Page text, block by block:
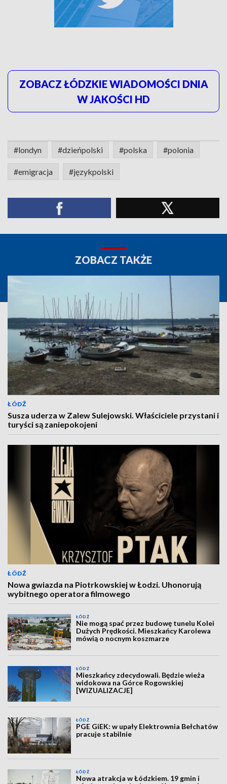
ZOBACZ ŁÓDZKIE WIADOMOŚCI DNIA
W JAKOŚCI HD
#londyn #dzieńpolski #polska #polonia
#emigracja #językpolski
ZOBACZ TAKŻE
ŁÓDŹ
Susza uderza w Zalew Sulejowski. Właściciele przystani i
turyści są zaniepokojeni
ŁÓDŹ
Nowa gwiazda na Piotrkowskiej w Łodzi. Uhonorują
wybitnego operatora filmowego
ŁÓDŹ
Nie mogą spać przez budowę tunelu Kolei
Dużych Prędkości. Mieszkańcy Karolewa
mówią o nocnym koszmarze
ŁÓDŹ
Mieszkańcy zdecydowali. Będzie wieża
widokowa na Górce Rogowskiej
[WIZUALIZACJE]
ŁÓDŹ
PGE GiEK: w upały Elektrownia Bełchatów
pracuje stabilnie
ŁÓDŹ
Nowa atrakcja w Łódzkiem. 19 gmin i